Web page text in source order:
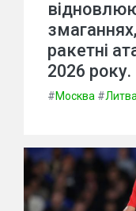
ракетні
2026 року.
#Москва #Литва